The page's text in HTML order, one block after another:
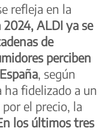
refleja en la
2024, ALDI ya se
de
perciben
, según
fidelizado a un
el precio, la
los últimos tres